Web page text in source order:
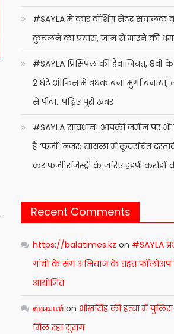
#SAYLA में कार वॉशिंग सेंटर संचालक
कुचलने का प्रयास, जान से मारने की
#SAYLA प्रिंसिपल की हैवानियत, 8वीं के
2 घंटे ऑफिस में बंधक बना मुर्गा बनाया,
से पीटा…पढ़िए पूरी खबर
#SAYLA सावधान! आपकी जमीन पर भी
है ‘फर्जी’ नजर: सायला में कूटरचित
कर फर्जी रजिस्ट्री के जरिए हड़पी करोड़ों
Recent Comments
https://balatimes.kz on #SAYLA
गांवों के संग अभियान के तहत फॉलोअप
आयोजित
ต่อผมแท้ on भीखसिंह की हत्या में
मिल रहा सुराग